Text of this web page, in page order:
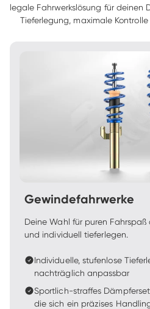
legale Fahrwerkslösung für deinen
Tieferlegung, maximale
Gewindefahrwerke
Deine Wahl für puren
und individuell tieferlegen.
Individuelle, stufenlose
nachträglich anpassbar
Sportlich-straffes
die sich ein präzises